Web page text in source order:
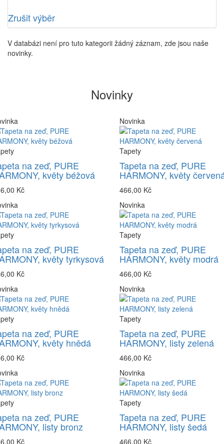
Zrušit výběr
V databázi není pro tuto kategorii žádný záznam, zde jsou naše
novinky.
Novinky
na zeď, PURE
květy béžová
Kč
Novinka
Tapety
Tapeta na zeď, PURE
HARMONY, květy
466,00 Kč
na zeď, PURE
květy tyrkysová
Kč
Novinka
Tapety
Tapeta na zeď, PURE
HARMONY, květy modrá
466,00 Kč
na zeď, PURE
květy hnědá
Kč
Novinka
Tapety
Tapeta na zeď, PURE
HARMONY, listy zelená
466,00 Kč
na zeď, PURE
listy bronz
Kč
Novinka
Tapety
Tapeta na zeď, PURE
HARMONY, listy šedá
466,00 Kč